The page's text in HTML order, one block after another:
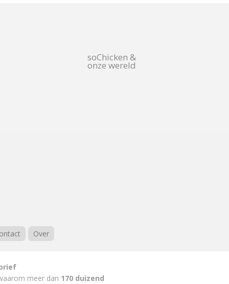
soChicken &
onze wereld
Over
meer dan 170 duizend